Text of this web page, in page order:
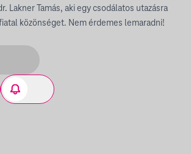
Lakner Tamás, aki egy csodálatos utazásra
közönséget. Nem érdemes lemaradni!